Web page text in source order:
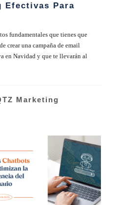
Efectivas Para
fundamentales que tienes que
crear una campaña de email
en Navidad y que te llevarán al
Marketing